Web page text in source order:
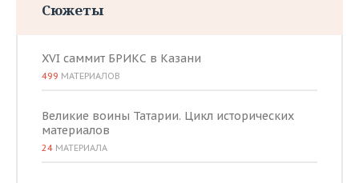
Сюжеты
XVI саммит БРИКС в Казани
499 МАТЕРИАЛОВ
Великие воины Татарии. Цикл исторических
материалов
24 МАТЕРИАЛА